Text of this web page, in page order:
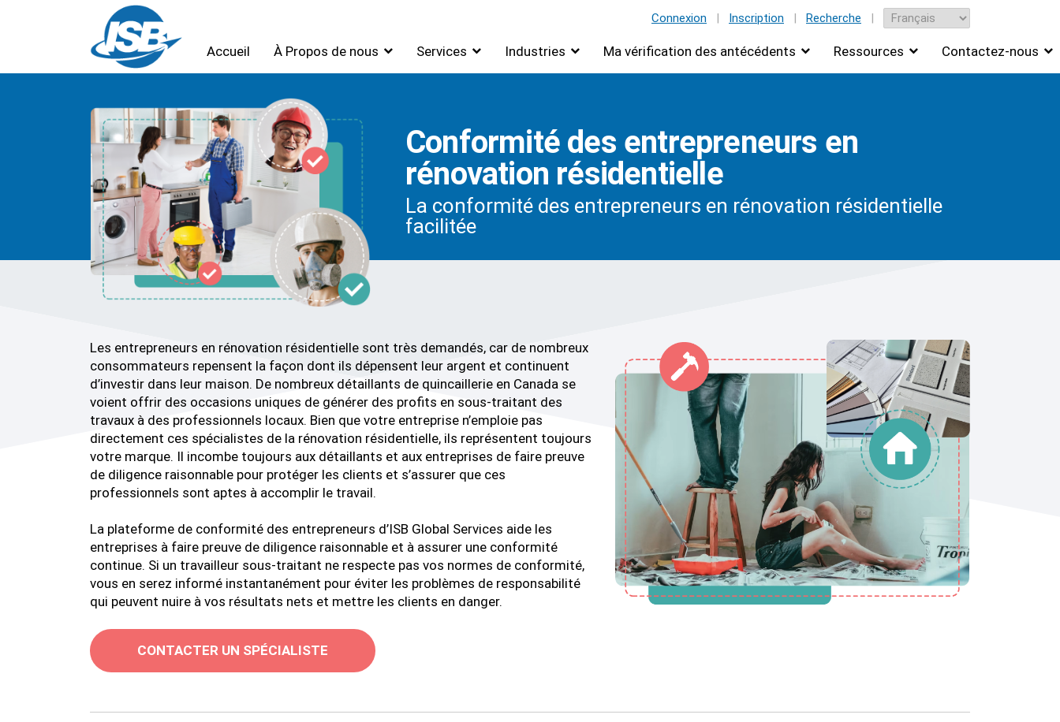
Accueil À Propos de nous Services Industries Ma vérification des antécédents Ressources Contactez-nous
Connexion | Inscription | Recherche |
Conformité des entrepreneurs en
rénovation résidentielle
La conformité des entrepreneurs en rénovation résidentielle
facilitée
Les entrepreneurs en rénovation résidentielle sont très demandés, car de nombreux
consommateurs repensent la façon dont ils dépensent leur argent et continuent
d’investir dans leur maison. De nombreux détaillants de quincaillerie en Canada se
voient offrir des occasions uniques de générer des profits en sous-traitant des
travaux à des professionnels locaux. Bien que votre entreprise n’emploie pas
directement ces spécialistes de la rénovation résidentielle, ils représentent toujours
votre marque. Il incombe toujours aux détaillants et aux entreprises de faire preuve
de diligence raisonnable pour protéger les clients et s’assurer que ces
professionnels sont aptes à accomplir le travail.
La plateforme de conformité des entrepreneurs d’ISB Global Services aide les
entreprises à faire preuve de diligence raisonnable et à assurer une conformité
continue. Si un travailleur sous-traitant ne respecte pas vos normes de conformité,
vous en serez informé instantanément pour éviter les problèmes de responsabilité
qui peuvent nuire à vos résultats nets et mettre les clients en danger.
CONTACTER UN SPÉCIALISTE